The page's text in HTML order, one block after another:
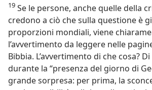
19 Se le persone, anche quelle della
credono a ciò che sulla questione è
proporzioni mondiali, viene
l’avvertimento da leggere nelle
Bibbia. L’avvertimento di che cosa?
durante la “presenza del giorno di
grande sorpresa: per prima, la